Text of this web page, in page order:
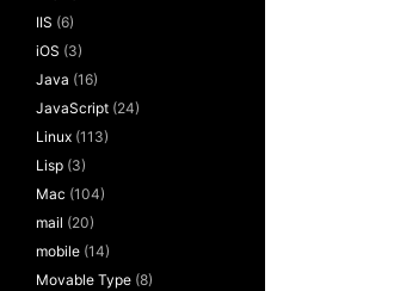
IIS (6)
iOS (3)
Java (16)
JavaScript (24)
Linux (113)
Lisp (3)
Mac (104)
mail (20)
mobile (14)
Movable Type (8)